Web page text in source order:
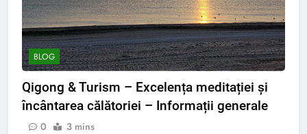
BLOG
Qigong & Turism – Excelența meditației și
încântarea călătoriei – Informații generale
0 3 mins